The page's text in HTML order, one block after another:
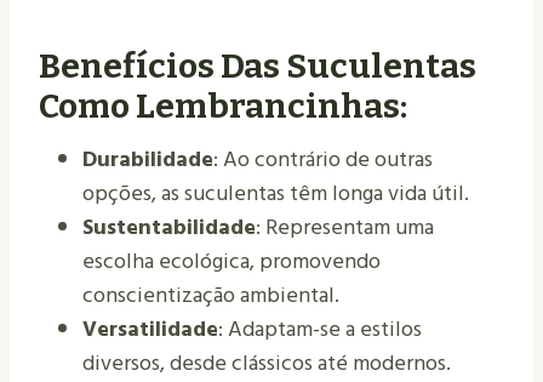
Benefícios Das Suculentas
Como Lembrancinhas:
Durabilidade: Ao contrário de outras
opções, as suculentas têm longa vida útil.
Sustentabilidade: Representam uma
escolha ecológica, promovendo
conscientização ambiental.
Versatilidade: Adaptam-se a estilos
diversos, desde clássicos até modernos.